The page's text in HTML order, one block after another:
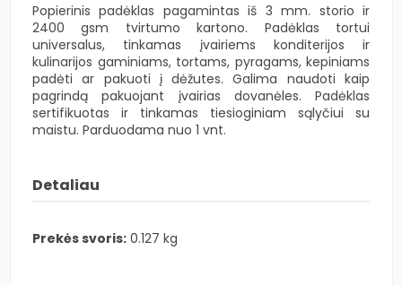
Popierinis padėklas pagamintas iš 3 mm. storio ir
2400 gsm tvirtumo kartono. Padėklas tortui
universalus, tinkamas įvairiems konditerijos ir
kulinarijos gaminiams, tortams, pyragams, kepiniams
padėti ar pakuoti į dėžutes. Galima naudoti kaip
pagrindą pakuojant įvairias dovanėles. Padėklas
sertifikuotas ir tinkamas tiesioginiam sąlyčiui su
maistu. Parduodama nuo 1 vnt.
Detaliau
Prekės svoris: 0.127 kg